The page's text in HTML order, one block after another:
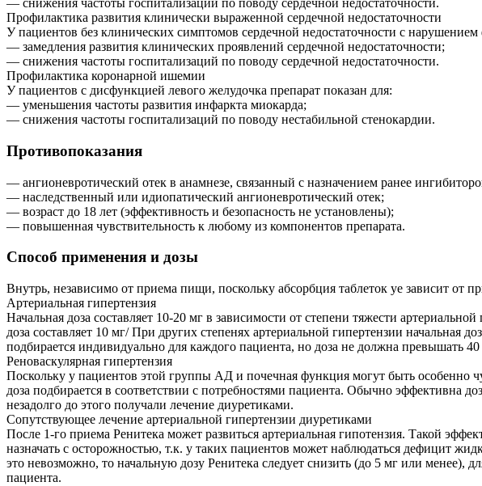
— снижения частоты госпитализаций по поводу сердечной недостаточности.
Профилактика развития клинически выраженной сердечной недостаточности
У пациентов без клинических симптомов сердечной недостаточности с
— замедления развития клинических проявлений сердечной недостаточности;
— снижения частоты госпитализаций по поводу сердечной недостаточности.
Профилактика коронарной ишемии
У пациентов с дисфункцией левого желудочка препарат показан для:
— уменьшения частоты развития инфаркта миокарда;
— снижения частоты госпитализаций по поводу нестабильной стенокардии.
Противопоказания
— ангионевротический отек в анамнезе, связанный с назначением ранее
— наследственный или идиопатический ангионевротический отек;
— возраст до 18 лет (эффективность и безопасность не установлены);
— повышенная чувствительность к любому из компонентов препарата.
Способ применения и дозы
Внутрь, независимо от приема пищи, поскольку абсорбция таблеток yе зависит от
Артериальная гипертензия
Начальная доза составляет 10-20 мг в зависимости от степени тяжести
доза составляет 10 мг/ При других степенях артериальной гипертензии начальная
подбирается индивидуально для каждого пациента, но доза не должна превышать
Реноваскулярная гипертензия
Поскольку у пациентов этой группы АД и почечная функция могут быть
доза подбирается в соответствии с потребностями пациента. Обычно эффективна
незадолго до этого получали лечение диуретиками.
Сопутствующее лечение артериальной гипертензии диуретиками
После 1-го приема Ренитека может развиться артериальная гипотензия. Такой
назначать с осторожностью, т.к. у таких пациентов может наблюдаться дефицит
это невозможно, то начальную дозу Ренитека следует снизить (до 5 мг или менее),
пациента.